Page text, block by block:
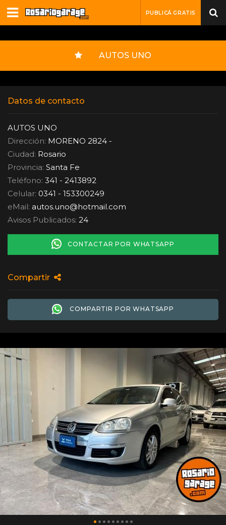
PUBLICÁ GRATIS
AUTOS UNO
Datos de contacto
AUTOS UNO
Dirección: MORENO 2824 -
Ciudad: Rosario
Provincia: Santa Fe
Teléfono: 341 - 2413892
Celular: 0341 - 153300249
eMail: autos.uno@hotmail.com
Avisos Publicados: 24
CONTACTAR POR WHATSAPP
Compartir
COMPARTIR POR WHATSAPP